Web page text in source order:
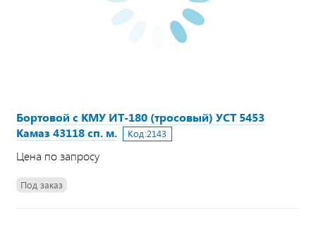
Бортовой с КМУ ИТ-180 (тросовый) УСТ 5453
Камаз 43118 сп. м.
Код:2143
Цена по запросу
Под заказ